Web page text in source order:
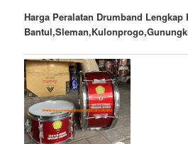
Harga Peralatan Drumband Lengkap